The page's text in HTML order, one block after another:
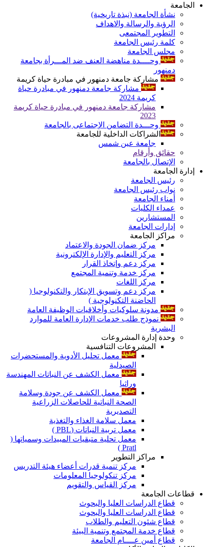
الجامعة
نشأة الجامعة (نبذة تاريخية)
الرؤية والرسالة والاهداف
التطوير المجتمعى
كلمة رئيس الجامعة
مجلس الجامعة
وحــــدة مناهضة العنف ضد المـــرأة بجامعة
دمنهور
مشاركة جامعة دمنهور في مبادرة حياة كريمة
مشاركة جامعة دمنهور في مبادرة حياة
كريمة 2024
مشاركة جامعة دمنهور في مبادرة حياة كريمة
2023
وحـــدة التضامن الإجتماعى بالجامعة
الشراكات الداخلية للجامعة
جامعة عين شمس
حقائق وأرقام
الإتصال بالجامعة
إدارة الجامعة
رئيس الجامعة
نواب رئيس الجامعة
أمناء الجامعة
عمداء الكليات
المستشارين
إدارات الجامعة
مراكز الجامعة
مركز ضمان الجودة والاعتماد
مركز التعليم والإدارة الإلكترونية
مركز دعم وإتخاذ القرار
مركز خدمة وتنمية المجتمع
مركز اللغات
مركز دعم وتسويق الإبتكار والتكنولوجيا (
الحاضنة التكنولوجية )
مدونة سلوكيات وأخلاقيات الوظيفة العامة
نموذج طلب خدمات الإدارة العامة للموارد
البشرية
وحدة إدارة المشروعات
المشروعات التنافسية
معمل تحليل الأدوية والمستحضرات
الصيدلية
معمل الكشف عن النباتات المهندسة
وراثيا
معمل الكشف عن جودة وسلامة
الصحة النباتية للحاصلات الزراعية
التصديرية
معمل سلامة الغذاء والتغذية
معمل تربية النباتات (PBL )
معمل تحلية متبقيات المبيدات وسمياتها (
Pratl )
مراكز التطوير
مركز تنمية قدرات أعضاء هيئة التدريس
مركز تنكولوجيا المعلومات
مركز القياس والتقويم
قطاعات الجامعة
قطاع الدراسات العليا والبحوث
قطاع الدراسات العليا والبحوث
قطاع شئون التعليم والطلاب
قطاع خدمة المجتمع وتنمية البيئة
قطاع أمين عــــام الجامعة